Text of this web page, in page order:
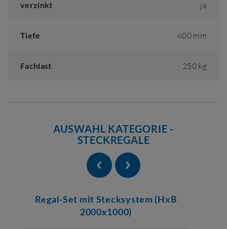
verzinkt ja
Tiefe 600 mm
Fachlast 250 kg
AUSWAHL KATEGORIE -
STECKREGALE
Regal-Set mit Stecksystem (HxB
2000x1000)